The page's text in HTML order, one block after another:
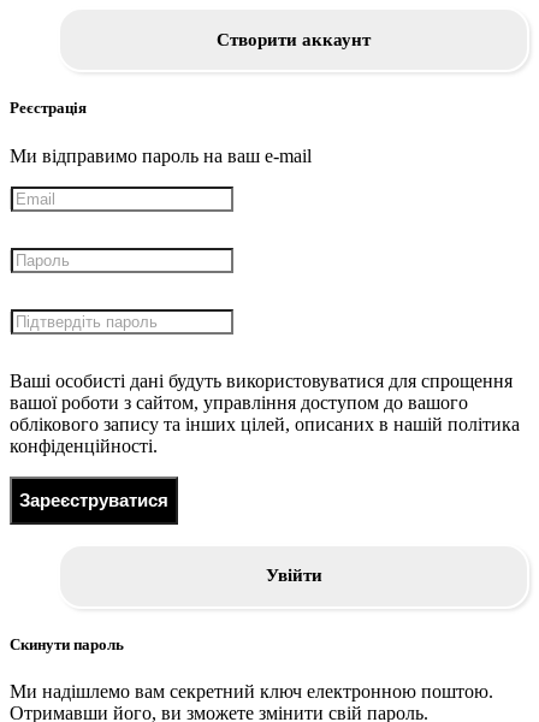
Створити аккаунт
Реєстрація
Ми відправимо пароль на ваш e-mail
Ваші особисті дані будуть використовуватися для спрощення
вашої роботи з сайтом, управління доступом до вашого
облікового запису та інших цілей, описаних в нашій політика
конфіденційності.
Зареєструватися
Увійти
Скинути пароль
Ми надішлемо вам секретний ключ електронною поштою.
Отримавши його, ви зможете змінити свій пароль.